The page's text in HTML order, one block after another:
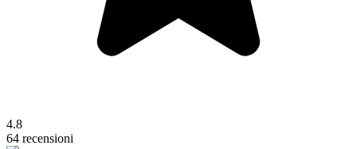
4.8
64 recensioni